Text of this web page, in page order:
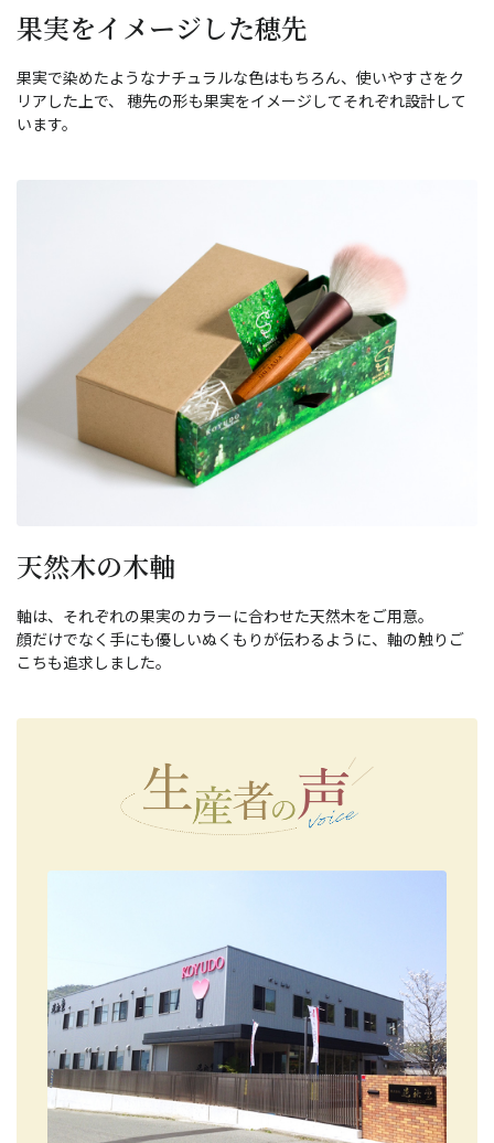
果実をイメージした穂先
果実で染めたようなナチュラルな色はもちろん、使いやすさをク
リアした上で、 穂先の形も果実をイメージしてそれぞれ設計して
います。
天然木の木軸
軸は、それぞれの果実のカラーに合わせた天然木をご用意。
顔だけでなく手にも優しいぬくもりが伝わるように、軸の触りご
こちも追求しました。